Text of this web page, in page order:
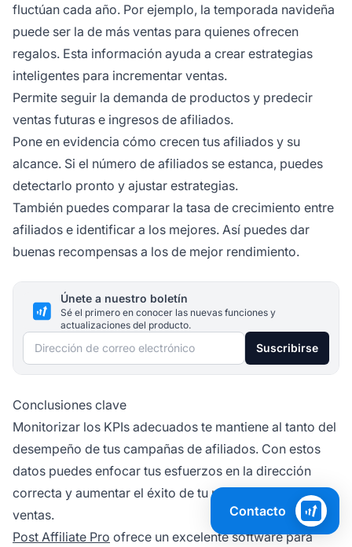
fluctúan cada año. Por ejemplo, la temporada navideña
puede ser la de más ventas para quienes ofrecen
regalos. Esta información ayuda a crear estrategias
inteligentes para incrementar ventas.
Permite seguir la demanda de productos y predecir
ventas futuras e ingresos de afiliados.
Pone en evidencia cómo crecen tus afiliados y su
alcance. Si el número de afiliados se estanca, puedes
detectarlo pronto y ajustar estrategias.
También puedes comparar la tasa de crecimiento entre
afiliados e identificar a los mejores. Así puedes dar
buenas recompensas a los de mejor rendimiento.
Únete a nuestro boletín
Sé el primero en conocer las nuevas funciones y
actualizaciones del producto.
Dirección de correo electrónico Suscribirse
Conclusiones clave
Monitorizar los KPIs adecuados te mantiene al tanto del
desempeño de tus campañas de afiliados. Con estos
datos puedes enfocar tus esfuerzos en la dirección
correcta y aumentar el éxito de tu programa y tus
ventas.
Post Affiliate Pro ofrece un excelente software para
Contacto